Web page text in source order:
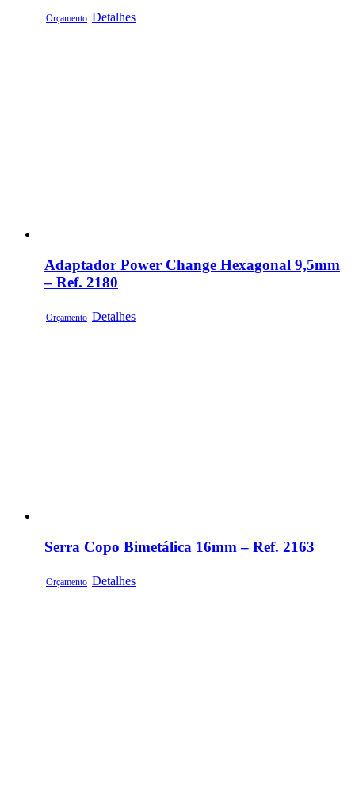
Orçamento Detalhes
Adaptador Power Change Hexagonal 9,5mm
– Ref. 2180
Orçamento Detalhes
Serra Copo Bimetálica 16mm – Ref. 2163
Orçamento Detalhes